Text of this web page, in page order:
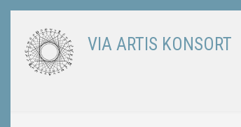
Skip
content
VIA ARTIS KONSORT